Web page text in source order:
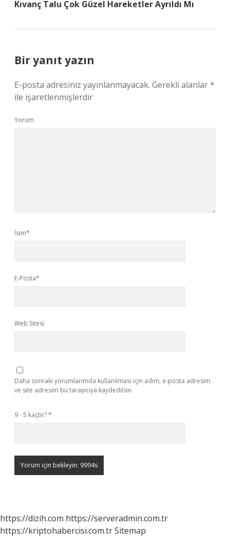
Kıvanç Talu Çok Güzel Hareketler Ayrıldı Mı
Bir yanıt yazın
E-posta adresiniz yayınlanmayacak. Gerekli alanlar*
ile işaretlenmişlerdir
Yorum
İsim*
E-Posta*
Web Sitesi
Daha sonraki yorumlarımda kullanılması için adım, e-posta adresim
ve site adresim bu tarayıcıya kaydedilsin.
9 - 5 kaçtır?*
https://dizih.com https://serveradmin.com.tr
https://kriptohabercisi.com.trSitemap